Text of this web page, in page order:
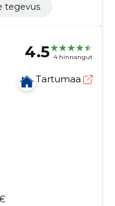
tegevus
4.5 4 hinnangut
Tartumaa